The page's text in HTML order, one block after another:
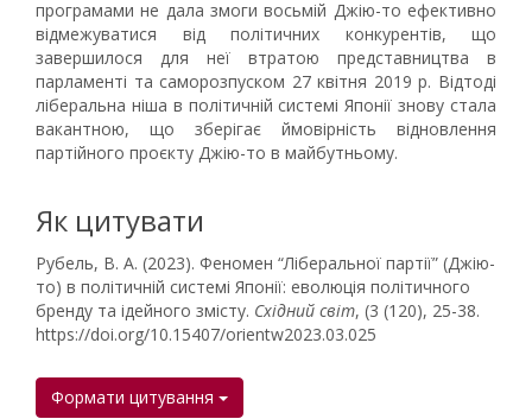
програмами не дала змоги восьмій Джію-то ефективно
відмежуватися від політичних конкурентів, що
завершилося для неї втратою представництва в
парламенті та саморозпуском 27 квітня 2019 р. Відтоді
ліберальна ніша в політичній системі Японії знову стала
вакантною, що зберігає ймовірність відновлення
партійного проєкту Джію-то в майбутньому.
Як цитувати
Рубель, В. А. (2023). Феномен “Ліберальної партії” (Джію-
то) в політичній системі Японії: еволюція політичного
бренду та ідейного змісту. Східний світ, (3 (120), 25-38.
https://doi.org/10.15407/orientw2023.03.025
Формати цитування